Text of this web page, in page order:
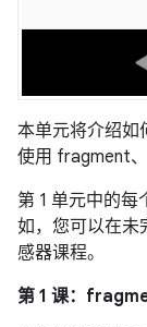
本单元将介绍如
使用 fragment、
第 1 单元中的每
如，您可以在未
感器课程。
第 1 课：